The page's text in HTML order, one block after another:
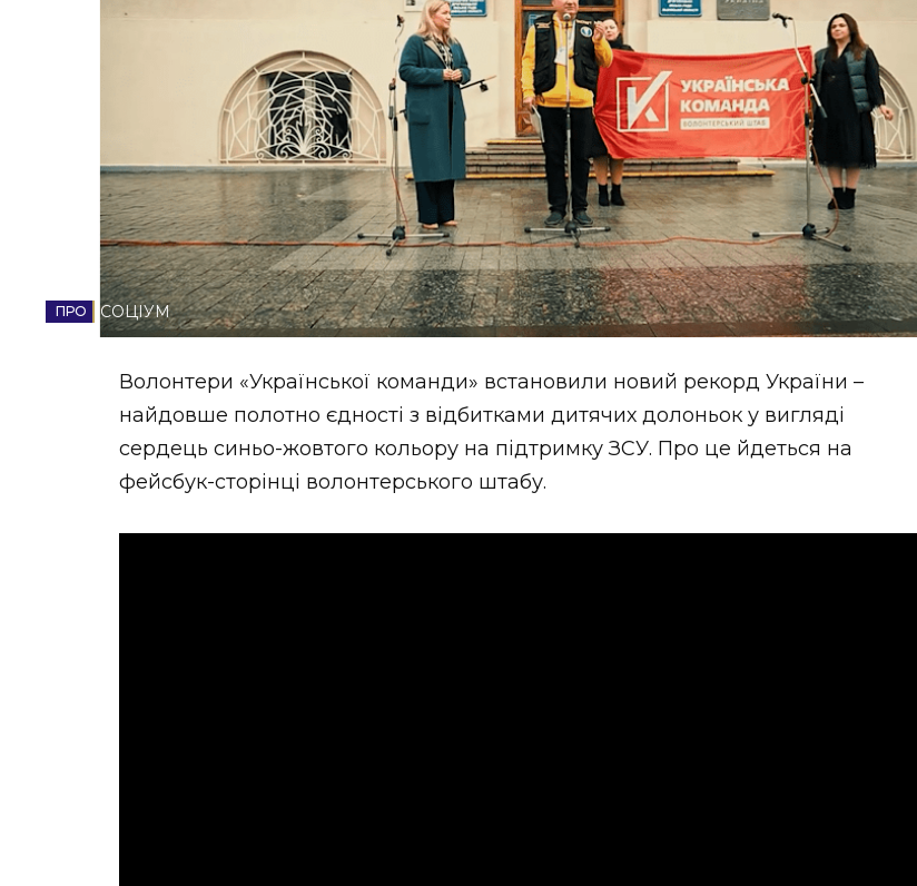
НОВИНИ ЗАХІДНОЇ УКРАЇНИ
ВІДЕО
СОЦІУМ
Волонтери «Української команди» встановили новий рекорд України –
найдовше полотно єдності з відбитками дитячих долоньок у вигляді
сердець синьо-жовтого кольору на підтримку ЗСУ. Про це йдеться на
фейсбук-сторінці волонтерського штабу.